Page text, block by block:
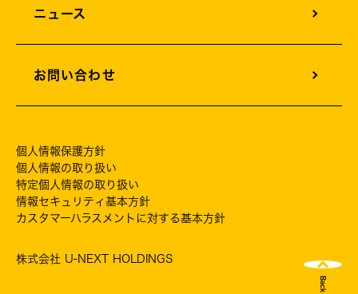
ニュース
お問い合わせ
個人情報保護方針
個人情報の取り扱い
特定個人情報の取り扱い
情報セキュリティ基本方針
カスタマーハラスメントに対する基本方針
株式会社 U-NEXT HOLDINGS